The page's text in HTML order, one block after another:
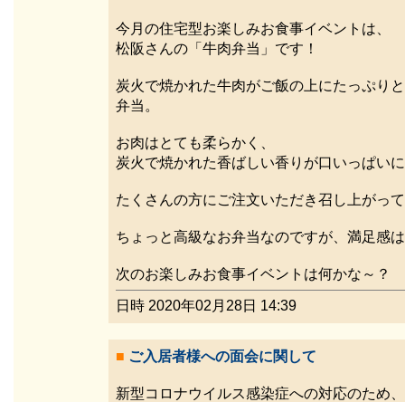
今月の住宅型お楽しみお食事イベントは、
松阪さんの「牛肉弁当」です！
炭火で焼かれた牛肉がご飯の上にたっぷり
弁当。
お肉はとても柔らかく、
炭火で焼かれた香ばしい香りが口いっぱい
たくさんの方にご注文いただき召し上がっ
ちょっと高級なお弁当なのですが、満足感
次のお楽しみお食事イベントは何かな～？
日時 2020年02月28日 14:39
■ ご入居者様への面会に関して
新型コロナウイルス感染症への対応のため